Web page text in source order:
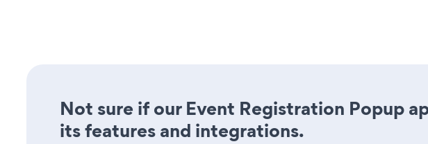
Not sure if our Event Registration Popup
its features and integrations.